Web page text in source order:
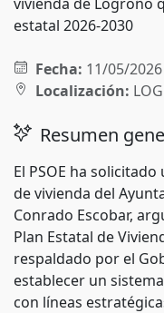
estatal 2026-2030
Fecha: 11/05/2026
Localización:
Resumen
El PSOE ha
de vivienda del
Conrado Escobar,
Plan Estatal de
respaldado por el
establecer un
con líneas